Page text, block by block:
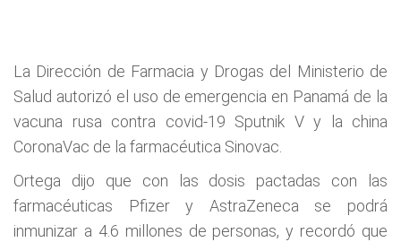
La Dirección de Farmacia y Drogas del Ministerio de
Salud autorizó el uso de emergencia en Panamá de la
vacuna rusa contra covid-19 Sputnik V y la china
CoronaVac de la farmacéutica Sinovac.
Ortega dijo que con las dosis pactadas con las
farmacéuticas Pfizer y AstraZeneca se podrá
inmunizar a 4.6 millones de personas, y recordó que